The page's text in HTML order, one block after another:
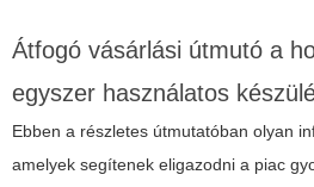
Átfogó vásárlási útmutó a
egyszer használatos
Ebben a részletes útmutatóban olyan
amelyek segítenek eligazodni a piac